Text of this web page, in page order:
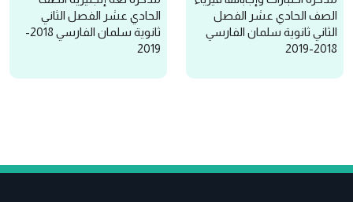
الصف الحادي عشر الفصل
الثاني ثانوية سلمان الفارسي
2018-2019
الحادي عشر الفصل الثاني
ثانوية سلمان الفارسي 2018-
2019